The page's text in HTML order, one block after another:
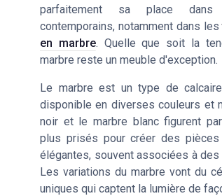
parfaitement sa place
contemporains, notamment dans les
en marbre. Quelle que soit la
marbre reste un meuble d'exception.
Le marbre est un type de calcaire
disponible en diverses couleurs et
noir et le marbre blanc figurent
plus prisés pour créer des pièces
élégantes, souvent associées à
Les variations du marbre vont du
uniques qui captent la lumière de